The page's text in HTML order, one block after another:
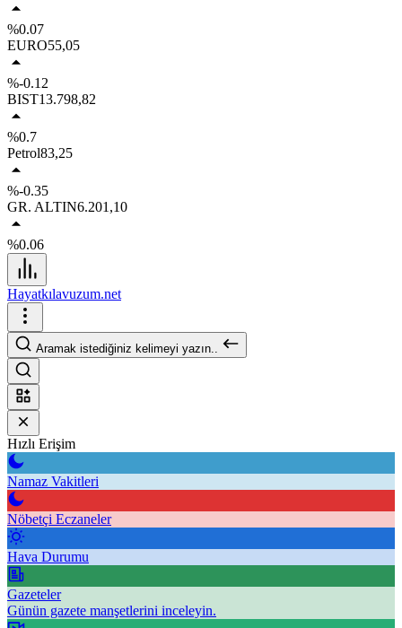
%0.07
EURO55,05
%-0.12
BIST13.798,82
%0.7
Petrol83,25
%-0.35
GR. ALTIN6.201,10
%0.06
Hayatkılavuzum.net
Aramak istediğiniz kelimeyi yazın..
Hızlı Erişim
Namaz Vakitleri
Nöbetçi Eczaneler
Hava Durumu
Gazeteler
Günün gazete manşetlerini inceleyin.